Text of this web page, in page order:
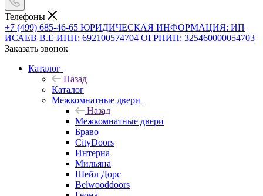
Телефоны
+7 (499) 685-46-65 ЮРИДИЧЕСКАЯ ИНФОРМАЦИЯ: ИП
ИСАЕВ В.Е ИНН: 692100574704 ОГРНИП: 325460000054703
Заказать звонок
Каталог
Назад
Каталог
Межкомнатные двери
Назад
Межкомнатные двери
Браво
CityDoors
Интерна
Мильяна
Шейл Дорс
Belwooddoors